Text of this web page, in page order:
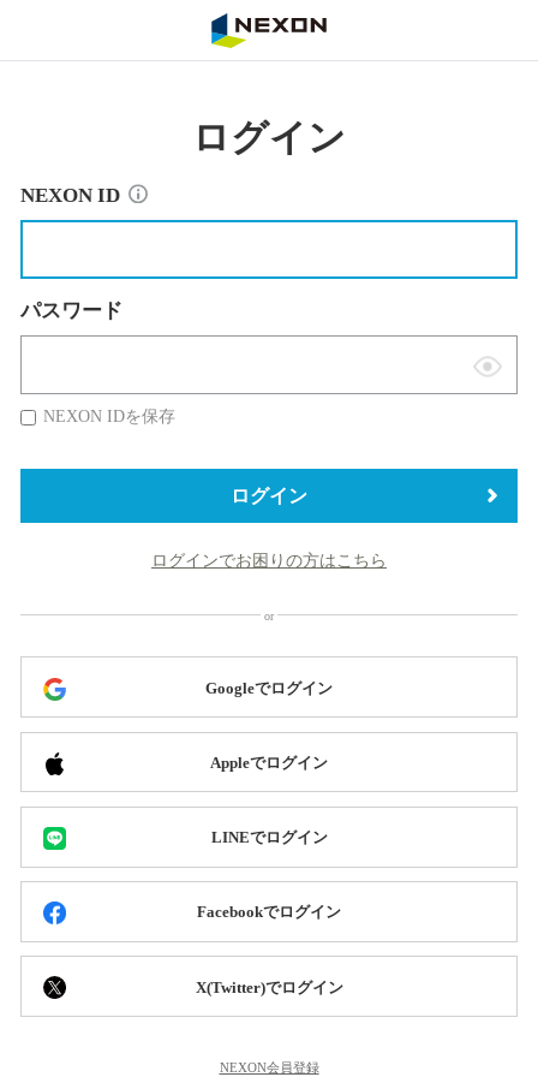
ログイン
NEXON ID
パスワード
表
替
NEXON IDを保存
ログイン
ログインでお困りの方はこちら
Googleでログイン
Appleでログイン
LINEでログイン
Facebookでログイン
X(Twitter)でログイン
NEXON会員登録